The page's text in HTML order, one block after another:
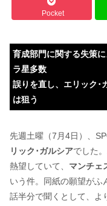
Pocket
育成部門に関する失策
ラ星多数
誤りを直し、エリック･
は狙う
先週土曜（7月4日）、
リック･ガルシアでした
熱望していて、 マンチェ
いう件。同紙の願望がふ
話半分で聞くとして、よ